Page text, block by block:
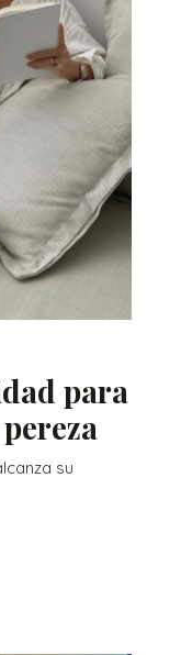
para
su